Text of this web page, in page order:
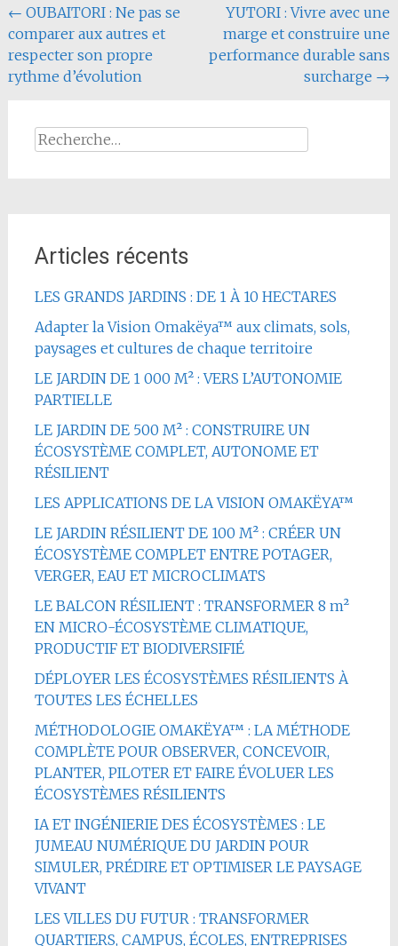
Navigation
de
l'article
← OUBAITORI : Ne pas se
comparer aux autres et
respecter son propre
rythme d’évolution
YUTORI : Vivre avec une
marge et construire une
performance durable sans
surcharge →
Rechercher :
Articles récents
LES GRANDS JARDINS : DE 1 À 10 HECTARES
Adapter la Vision Omakëya™ aux climats, sols,
paysages et cultures de chaque territoire
LE JARDIN DE 1 000 M² : VERS L’AUTONOMIE
PARTIELLE
LE JARDIN DE 500 M² : CONSTRUIRE UN
ÉCOSYSTÈME COMPLET, AUTONOME ET
RÉSILIENT
LES APPLICATIONS DE LA VISION OMAKËYA™
LE JARDIN RÉSILIENT DE 100 M² : CRÉER UN
ÉCOSYSTÈME COMPLET ENTRE POTAGER,
VERGER, EAU ET MICROCLIMATS
LE BALCON RÉSILIENT : TRANSFORMER 8 m²
EN MICRO-ÉCOSYSTÈME CLIMATIQUE,
PRODUCTIF ET BIODIVERSIFIÉ
DÉPLOYER LES ÉCOSYSTÈMES RÉSILIENTS À
TOUTES LES ÉCHELLES
MÉTHODOLOGIE OMAKËYA™ : LA MÉTHODE
COMPLÈTE POUR OBSERVER, CONCEVOIR,
PLANTER, PILOTER ET FAIRE ÉVOLUER LES
ÉCOSYSTÈMES RÉSILIENTS
IA ET INGÉNIERIE DES ÉCOSYSTÈMES : LE
JUMEAU NUMÉRIQUE DU JARDIN POUR
SIMULER, PRÉDIRE ET OPTIMISER LE PAYSAGE
VIVANT
LES VILLES DU FUTUR : TRANSFORMER
QUARTIERS, CAMPUS, ÉCOLES, ENTREPRISES